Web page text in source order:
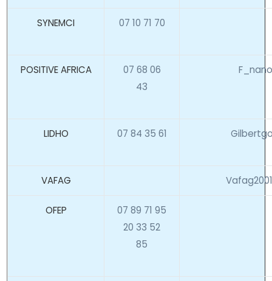
SYNEMCI 07 10 71 70
POSITIVE AFRICA
07 68 06
43
LIDHO 07 84 35 61
VAFAG
OFEP
07 89 71 95
20 33 52
85